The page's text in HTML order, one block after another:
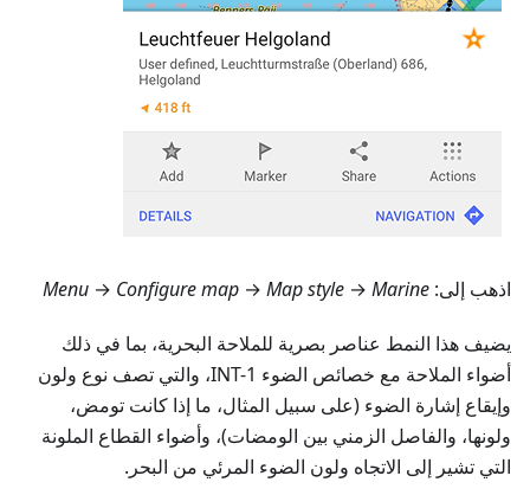
اذهب إلى: Menu → Configure map → Map style → Marine
يضيف هذا النمط عناصر بصرية للملاحة البحرية، بما في ذلك
أضواء الملاحة مع خصائص الضوء INT-1، والتي تصف نوع ولون
وإيقاع إشارة الضوء (على سبيل المثال، ما إذا كانت تومض،
ولونها، والفاصل الزمني بين الومضات)، وأضواء القطاع الملونة
التي تشير إلى الاتجاه ولون الضوء المرئي من البحر.